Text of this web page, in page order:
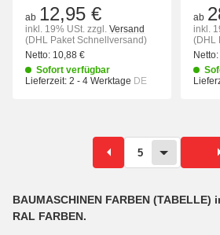
ab 12,95 €
inkl. 19% USt. zzgl. Versand
(DHL Paket Schnellversand)
Netto: 10,88 €
Sofort verfügbar
Lieferzeit: 2 - 4 Werktage DE
ab
inkl.
(DHL
Netto:
5
BAUMASCHINEN FARBEN (TABELLE)
RAL FARBEN.